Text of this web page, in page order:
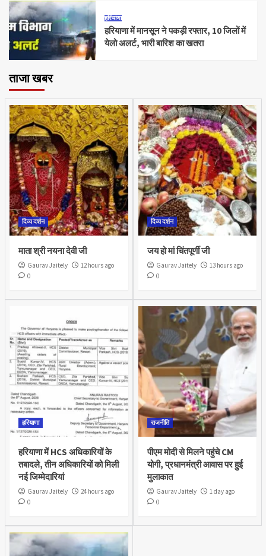
हरियाणा
हरियाणा में मानसून ने पकड़ी रफ्तार, 10 जिलों में
येलो अलर्ट, भारी बारिश का खतरा
ताजा खबर
दिव्य दर्शन
माता श्री नयना देवी जी
Gaurav Jaitely
12 hours ago
0
दिव्य दर्शन
जय हो मां चिंतपूर्णी जी
Gaurav Jaitely
13 hours ago
0
हरियाणा
हरियाणा में HCS अधिकारियों के
तबादले, तीन अधिकारियों को मिली
नई जिम्मेदारियां
Gaurav Jaitely
24 hours ago
0
राजनीति
पीएम मोदी से मिलने पहुंचे CM
योगी, प्रधानमंत्री आवास पर हुई
मुलाकात
Gaurav Jaitely
1 day ago
0